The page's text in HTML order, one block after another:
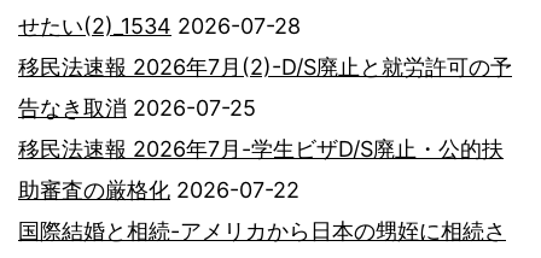
せたい(2)_1534 2026-07-28
移民法速報 2026年7月(2)-D/S廃止と就労許可の予
告なき取消 2026-07-25
移民法速報 2026年7月-学生ビザD/S廃止・公的扶
助審査の厳格化 2026-07-22
国際結婚と相続-アメリカから日本の甥姪に相続さ